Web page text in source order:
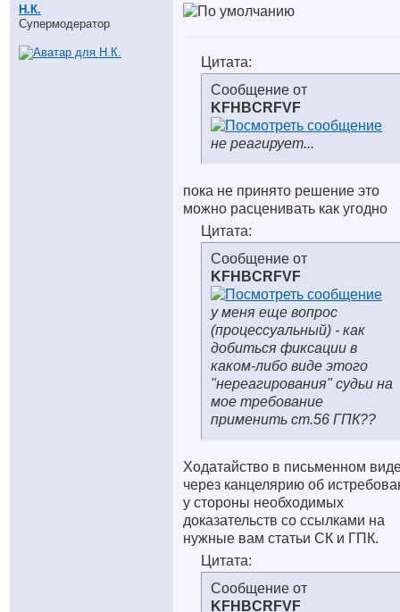
Н.К.
Супермодератор
Цитата:
Сообщение от
KFHBCRFVF
не реагирует...
пока не принято решение это
можно расценивать как угодно
Цитата:
Сообщение от
KFHBCRFVF
у меня еще вопрос
(процессуальный) - как
добиться фиксации в
каком-либо виде этого
"нереагирования" судьи на
мое требование
применить ст.56 ГПК??
Ходатайство в письменном
через канцелярию об
у стороны необходимых
доказательств со ссылками на
нужные вам статьи СК и ГПК.
Цитата:
Сообщение от
KFHBCRFVF